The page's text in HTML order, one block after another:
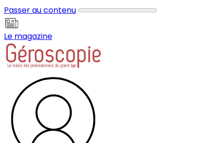
Passer au contenu
Le magazine
Panneau de gestion des cookies